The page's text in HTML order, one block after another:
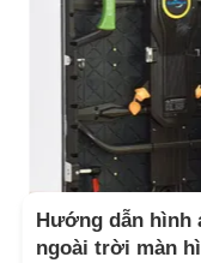
Hướng dẫn hình
ngoài trời màn